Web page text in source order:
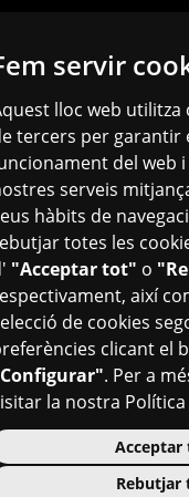
servir
lloc web utilitza
tercers per garantir
del web
serveis
hàbits de
totes les
"Acceptar tot" o
així
de cookies
clicant el
. Per a
la nostra
Rebutjar
C/de Castellvell, 24 · 43202 ·
Tel. 977 010 268 · Fax. 977 010
·Política de privacitat·
del Mercadal · 43201
977 010 010
|